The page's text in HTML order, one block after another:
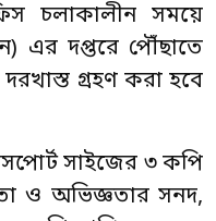
চলাকালীন সময়ে
এর দপ্তরে পৌঁছাতে
গ্রহণ করা হবে
সাইজের ৩ কপি
ও অভিজ্ঞতার সনদ,